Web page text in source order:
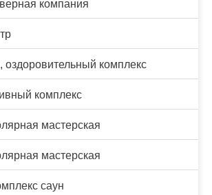
компания
комплекс
комплекс
мастерская
мастерская
саун